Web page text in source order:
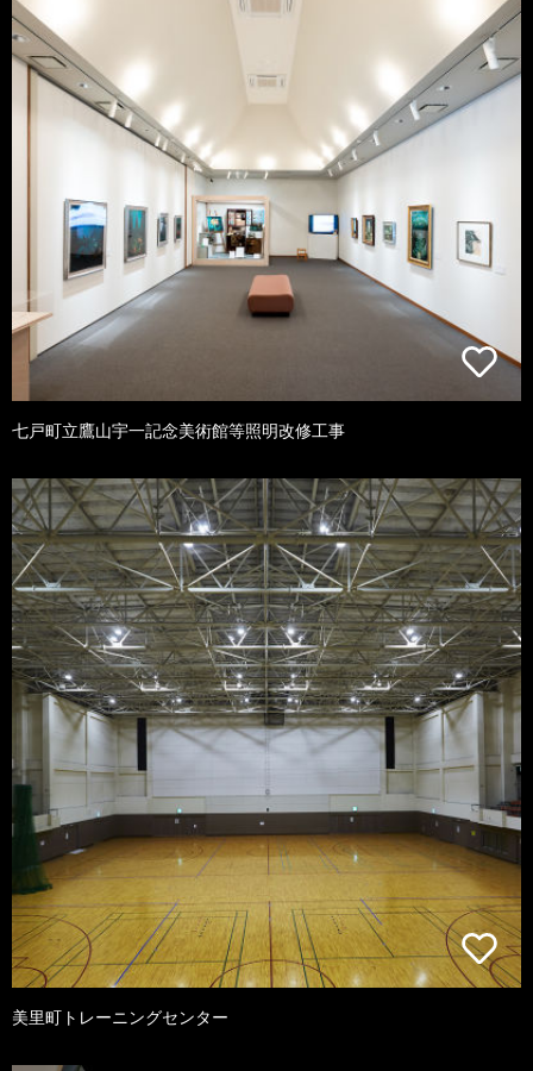
七戸町立鷹山宇一記念美術館等照明改修工事
美里町トレーニングセンター